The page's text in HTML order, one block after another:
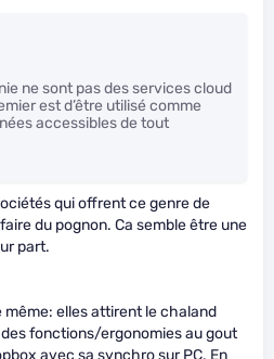
ne sont pas des services cloud
est d’être utilisé comme
accessibles de tout
qui offrent ce genre de
du pognon. Ca semble être une
part.
même: elles attirent le chaland
fonctions/ergonomies au gout